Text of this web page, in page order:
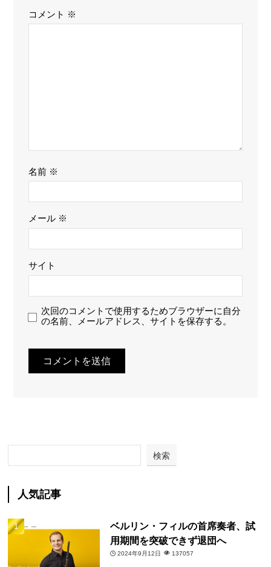
コメント ※
名前 ※
メール ※
サイト
次回のコメントで使用するためブラウザーに自分
の名前、メールアドレス、サイトを保存する。
検索
人気記事
ベルリン・フィルの首席奏者、試
用期間を突破できず退団へ
2024年9月12日 137057